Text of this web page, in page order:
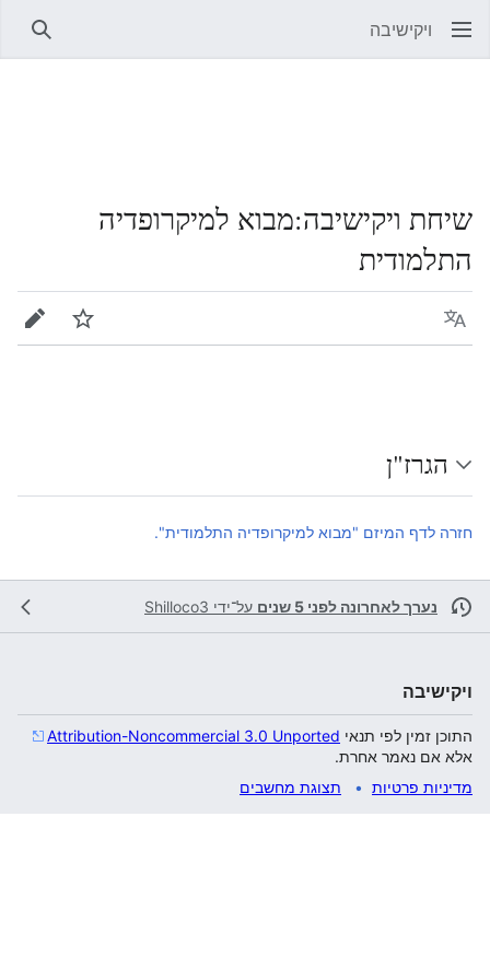
ויקישיבה
שיחת ויקישיבה:מבוא למיקרופדיה
התלמודית
שפה מעקב
הגרז"ן
חזרה לדף המיזם "מבוא למיקרופדיה התלמודית".
נערך לאחרונה לפני 5 שנים על־ידי Shilloco3
ויקישיבה
התוכן זמין לפי תנאי Attribution-Noncommercial 3.0 Unported
אלא אם נאמר אחרת.
מדיניות פרטיות
תצוגת מחשבים